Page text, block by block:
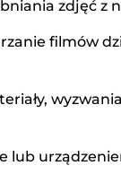
zdjęć z
filmów
lub